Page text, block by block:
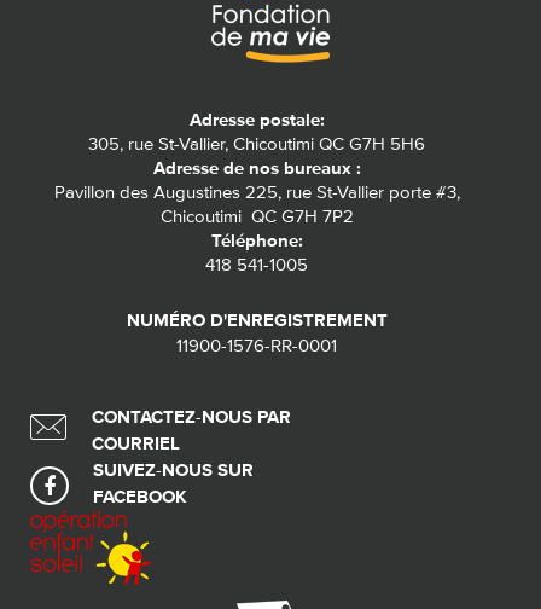
Adresse postale:
305, rue St-Vallier, Chicoutimi QC G7H 5H6
Adresse de nos bureaux :
Pavillon des Augustines 225, rue St-Vallier porte #3,
Chicoutimi QC G7H 7P2
Téléphone:
418 541-1005
NUMÉRO D'ENREGISTREMENT
11900-1576-RR-0001
CONTACTEZ-NOUS PAR
COURRIEL
SUIVEZ-NOUS SUR
FACEBOOK